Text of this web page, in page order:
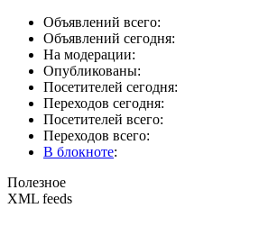
Объявлений всего:
Объявлений сегодня:
На модерации:
Опубликованы:
Посетителей сегодня:
Переходов сегодня:
Посетителей всего:
Переходов всего:
В блокноте:
Полезное
XML feeds